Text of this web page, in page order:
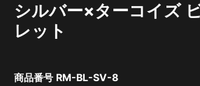
シルバー×ターコイズ
レット
商品番号 RM-BL-SV-8